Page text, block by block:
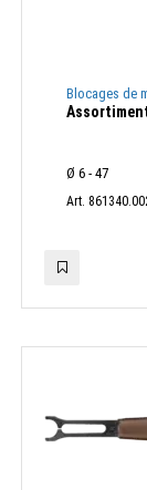
Blocages de
Ø 6 - 47
Art.